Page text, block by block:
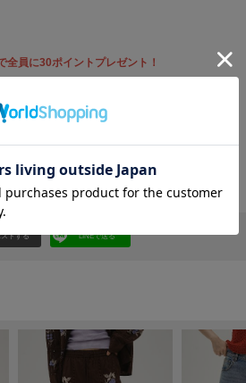
ドッグ
全員に30ポイントプレゼント！
ジのご注文履歴から投稿いただけます
て
ストする LINEで送る